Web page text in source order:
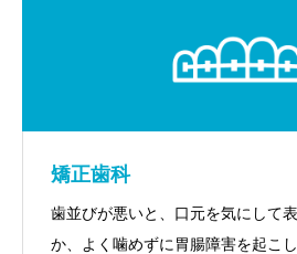
矯正歯科
歯並びが悪いと、口元を気にして
か、よく噛めずに胃腸障害を起こ